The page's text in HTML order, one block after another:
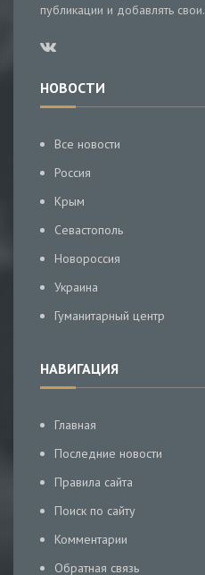
публикации и добавлять свои.
НОВОСТИ
Все новости
Россия
Крым
Севастополь
Новороссия
Украина
Гуманитарный центр
НАВИГАЦИЯ
Главная
Последние новости
Правила сайта
Поиск по сайту
Комментарии
Обратная связь